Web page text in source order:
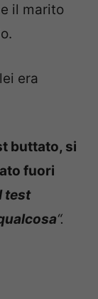
il marito
era
buttato, si
fuori
test
“.